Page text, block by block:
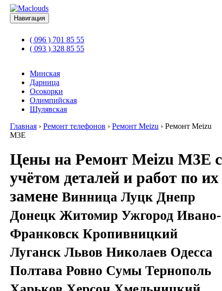
Навигация
( 096 ) 701 85 55
( 093 ) 328 85 55
Минская
Дарница
Осокорки
Олимпийская
Шулявская
Главная › Ремонт телефонов › Ремонт Meizu › Ремонт Meizu
M3E
Цены на Ремонт Meizu M3E с
учётом деталей и работ по их
замене Винница Луцк Днепр
Донецк Житомир Ужгород Ивано-
Франковск Кропивницкий
Луганск Львов Николаев Одесса
Полтава Ровно Сумы Тернополь